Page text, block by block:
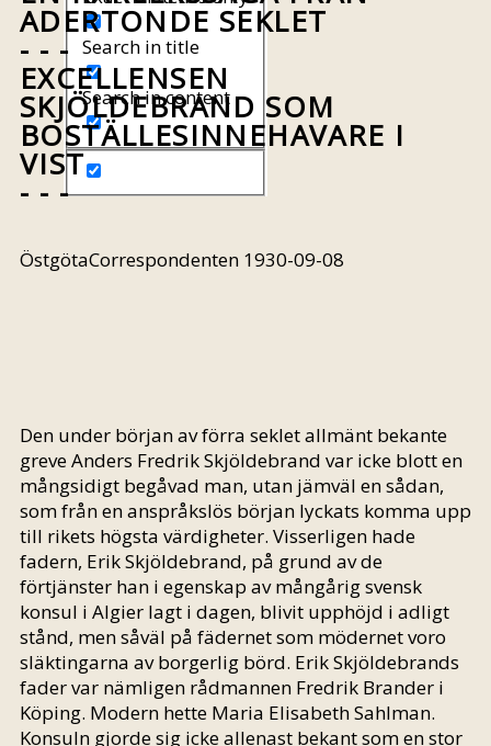
Search in title
Search in content
ADERTONDE SEKLET
- - -
EXCELLENSEN
SKJÖLDEBRAND SOM
BOSTÄLLESINNEHAVARE I
VIST
- - -
ÖstgötaCorrespondenten 1930-09-08
Den under början av förra seklet allmänt bekante
greve Anders Fredrik Skjöldebrand var icke blott en
mångsidigt begåvad man, utan jämväl en sådan,
som från en anspråkslös början lyckats komma upp
till rikets högsta värdigheter. Visserligen hade
fadern, Erik Skjöldebrand, på grund av de
förtjänster han i egenskap av mångårig svensk
konsul i Algier lagt i dagen, blivit upphöjd i adligt
stånd, men såväl på fädernet som mödernet voro
släktingarna av borgerlig börd. Erik Skjöldebrands
fader var nämligen rådmannen Fredrik Brander i
Köping. Modern hette Maria Elisabeth Sahlman.
Konsuln gjorde sig icke allenast bekant som en stor